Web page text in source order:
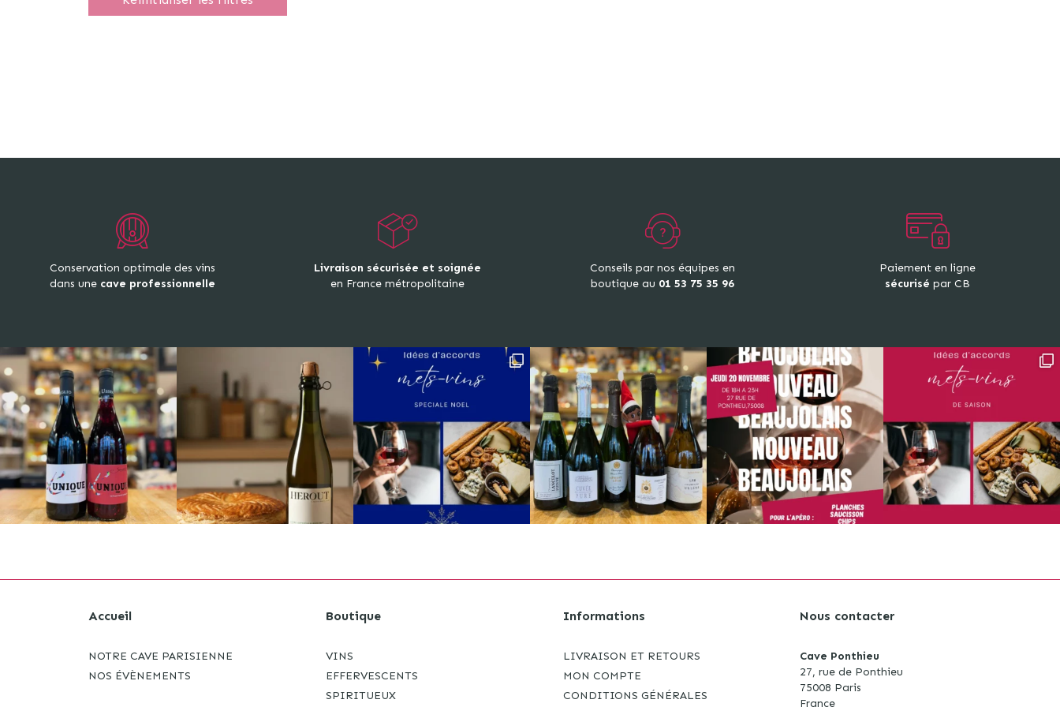
Conservation optimale des vins
dans une cave professionnelle
Livraison sécurisée et soignée
en France métropolitaine
Conseils par nos équipes en
boutique au 01 53 75 35 96
Paiement en ligne
sécurisé par CB
Accueil
NOTRE CAVE PARISIENNE
NOS ÉVÈNEMENTS
Boutique
VINS
EFFERVESCENTS
SPIRITUEUX
Informations
LIVRAISON ET RETOURS
MON COMPTE
CONDITIONS GÉNÉRALES
Nous contacter
Cave Ponthieu
27, rue de Ponthieu
75008 Paris
France